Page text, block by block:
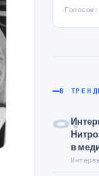
Голосов:
В
01
в